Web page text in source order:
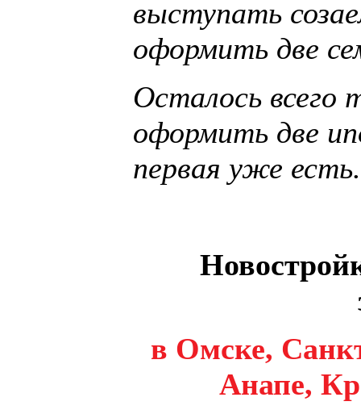
выступать
оформить две
Осталось всего
оформить две
первая уже есть.
в Омске,
Анапе,